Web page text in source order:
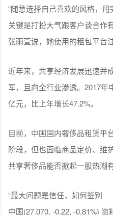
“随意选择自己喜欢的风格，用
关键是打扮大气跟客户谈合作
张雨萱说，她使用的租包平台
近年来，共享经济发展迅速并
军，且向全行业渗透。2017年
亿元，比上年增长47.2%。
目前，中国国内奢侈品租赁平
阶段，但也面临商品定价、维
共享奢侈品能否掀起一股热潮
“最大问题是信任，如何鉴别
中国(27.070, -0.22, -0.81%)